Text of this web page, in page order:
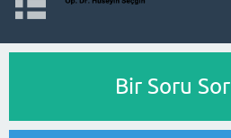
Bir Soru Sor